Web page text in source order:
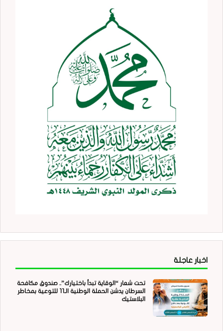
اخبار عاجلة
تحت شعار “الوقاية تبدأ باختيارك”.. صندوق مكافحة
السرطان يدشن الحملة الوطنية الـ11 للتوعية بمخاطر
البلاستيك